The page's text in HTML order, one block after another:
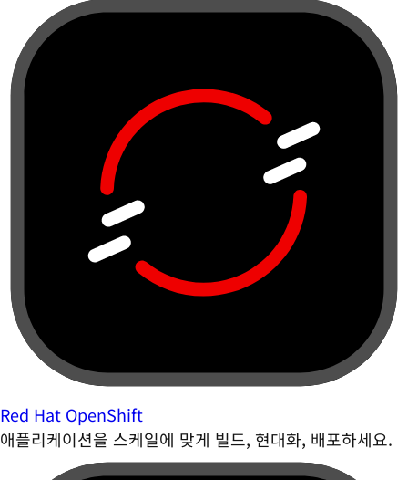
Red Hat OpenShift
애플리케이션을 스케일에 맞게 빌드, 현대화, 배포하세요.